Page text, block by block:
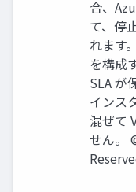
合、
て、停
れます
を構成
SLA が
インス
混ぜて
せん。